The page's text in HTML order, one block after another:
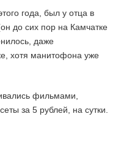
года, был у отца в
до сих пор на Камчатке
даже
хотя манитофона уже
фильмами,
за 5 рублей, на сутки.